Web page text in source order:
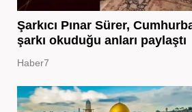
Şarkıcı Pınar Sürer,
şarkı okuduğu anları paylaştı
Haber7